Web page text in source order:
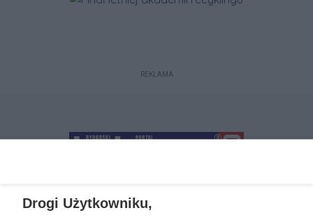
REKLAMA
+48 52 5812666
Drogi Użytkowniku,